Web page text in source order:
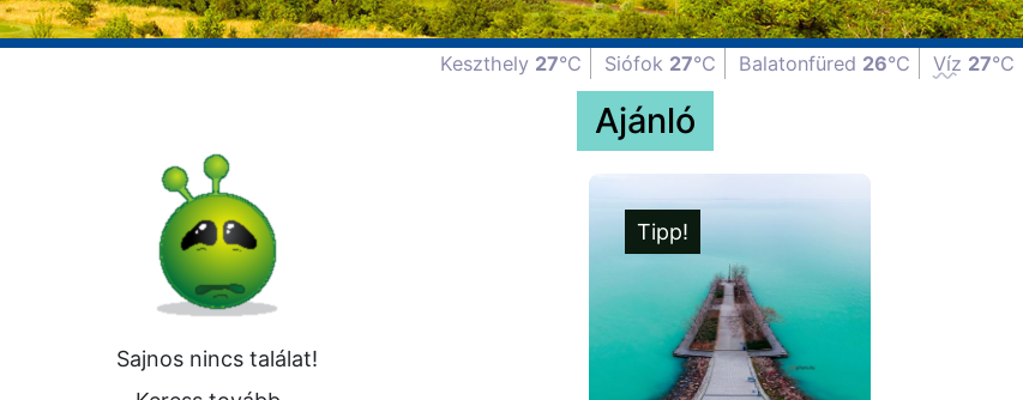
Keszthely 27°C Siófok 27°C Balatonfüred 26°C Víz 27°C
Sajnos nincs találat!
Ajánló
Tipp!